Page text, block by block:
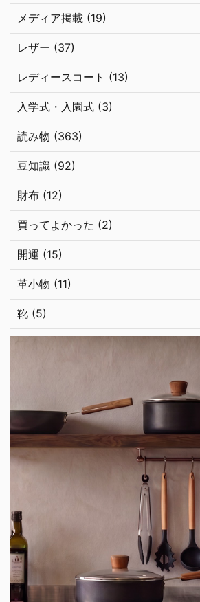
メディア掲載 (19)
レザー (37)
レディースコート (13)
入学式・入園式 (3)
読み物 (363)
豆知識 (92)
財布 (12)
買ってよかった (2)
開運 (15)
革小物 (11)
靴 (5)